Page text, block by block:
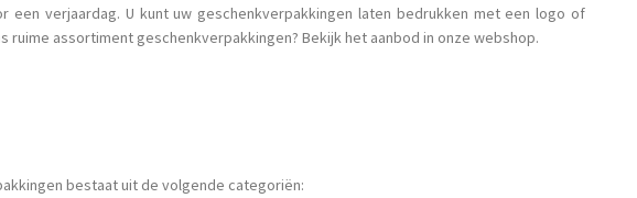
verjaardag. U kunt uw geschenkverpakkingen laten bedrukken met een logo of
assortiment geschenkverpakkingen? Bekijk het aanbod in onze webshop.
bestaat uit de volgende categoriën: